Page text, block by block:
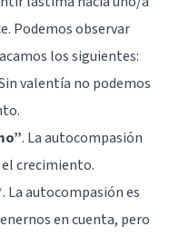
Podemos observar
los siguientes:
valentía no podemos
. La autocompasión
crecimiento.
La autocompasión es
en cuenta, pero